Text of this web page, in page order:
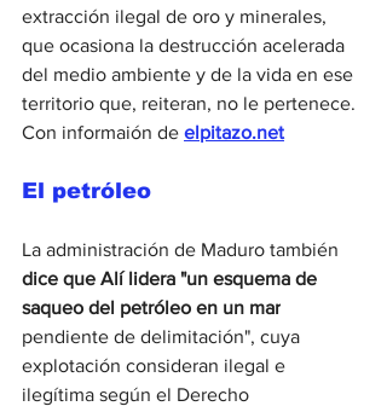
extracción ilegal de oro y minerales,
que ocasiona la destrucción acelerada
del medio ambiente y de la vida en ese
territorio que, reiteran, no le pertenece.
Con informaión de elpitazo.net
El petróleo
La administración de Maduro también
dice que Alí lidera "un esquema de
saqueo del petróleo en un mar
pendiente de delimitación", cuya
explotación consideran ilegal e
ilegítima según el Derecho